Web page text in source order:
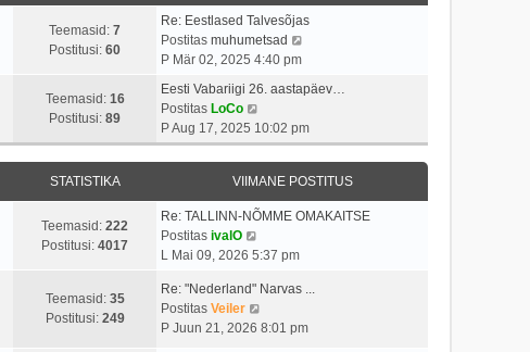
s
t
p
o
s
t
i
t
u
s
t
a
s
t
o
t
t
s
v
i
a
t
p
o
s
t
i
Teemasid: 7
Postitusi: 60
Re: Eestlased Talvesõjas
Postitas muhumetsad
t
v
i
a
o
t
P Mär 02, 2025 4:40 pm
Teemasid: 16
Postitusi: 89
Eesti Vabariigi 26. aastapäev…
Postitas LoCo
a
a
t
a
v
i
m
a
s
t
P Aug 17, 2025 10:02 pm
STATISTIKA VIIMANE POSTITUS
Teemasid: 222
Postitusi: 4017
Re: TALLINN-NÕMME OMAKAITSE
Postitas ivalO
a
t
a
v
L Mai 09, 2026 5:37 pm
Teemasid: 35
Postitusi: 249
Re: "Nederland" Narvas ...
Postitas Veiler
a
P Juun 21, 2026 8:01 pm